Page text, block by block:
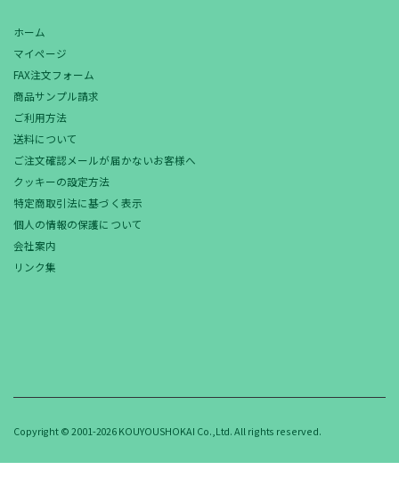
ホーム
マイページ
FAX注文フォーム
商品サンプル請求
ご利用方法
送料について
ご注文確認メールが届かないお客様へ
クッキーの設定方法
特定商取引法に基づく表示
個人の情報の保護について
会社案内
リンク集
Copyright © 2001-2026 KOUYOUSHOKAI Co.,Ltd. All rights reserved.